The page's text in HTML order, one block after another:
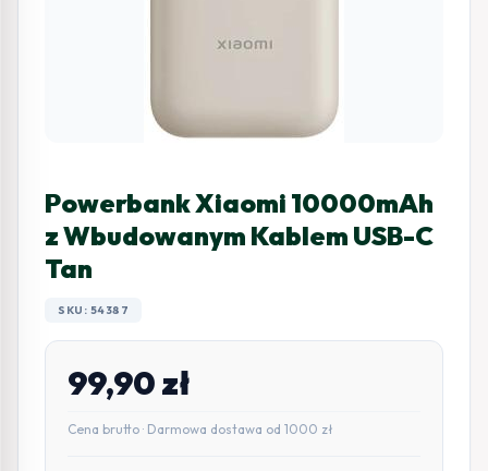
Powerbank Xiaomi 10000mAh
z Wbudowanym Kablem USB-C
Tan
SKU: 54387
99,90zł
Cena brutto · Darmowa dostawa od 1000 zł